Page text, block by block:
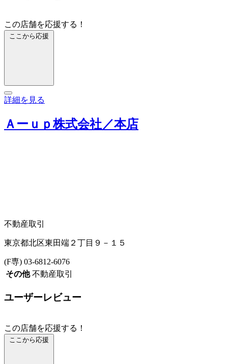
この店舗を応援する！
ここから応援
詳細を見る
Ａーｕｐ株式会社／本店
不動産取引
東京都北区東田端２丁目９－１５
(F専) 03-6812-6076
その他 不動産取引
ユーザーレビュー
この店舗を応援する！
ここから応援